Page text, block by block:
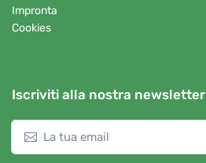
Impronta
Cookies
Iscriviti alla nostra newsletter